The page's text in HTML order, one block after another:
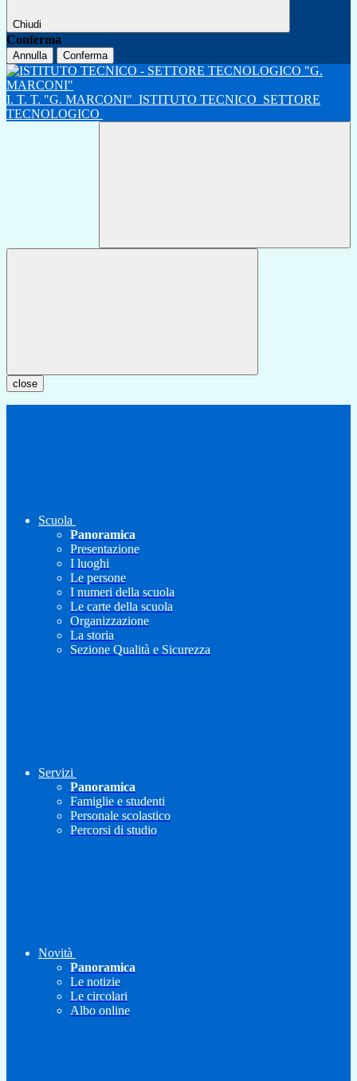
Chiudi
Conferma
Annulla Conferma
I. T. T. "G. MARCONI" ISTITUTO TECNICO SETTORE
TECNOLOGICO
close
Scuola
Panoramica
Presentazione
I luoghi
Le persone
I numeri della scuola
Le carte della scuola
Organizzazione
La storia
Sezione Qualità e Sicurezza
Servizi
Panoramica
Famiglie e studenti
Personale scolastico
Percorsi di studio
Novità
Panoramica
Le notizie
Le circolari
Albo online